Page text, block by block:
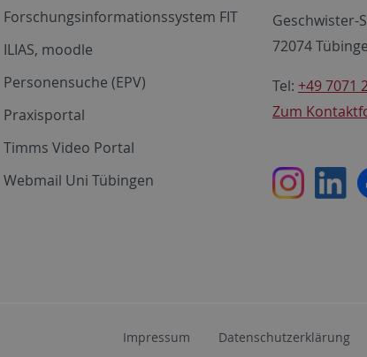
Forschungsinformationssystem FIT
ILIAS, moodle
Personensuche (EPV)
Praxisportal
Timms Video Portal
Webmail Uni Tübingen
Geschwister-
72074
Tel: +49 7071
Zum
Instagram
Impressum Datenschutzerklärung